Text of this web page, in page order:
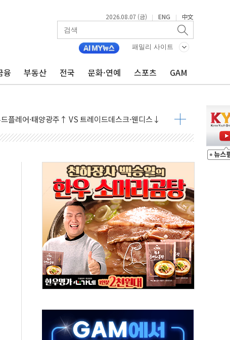
2026.08.07 (금) | ENG | 中文
패밀리 사이트
융 부동산 전국 문화·연예 스포츠 GAM
금리 인상 기대 후퇴
7359명 끝까지 찾겠다"
톤 낮춰
…수도권 집중 완화 전환점"
… "전폭적 공급 확대·속도전 총력"
태양광주 급등
도 놀랍지 않아"
양광 착공…여의도 1.6배 규모
...금융주 낙폭 커
책 아냐" 해명
8~9일 최대 100mm 호우
온 59㎡ 18억원대
부-서울시 '정책 엇박자'